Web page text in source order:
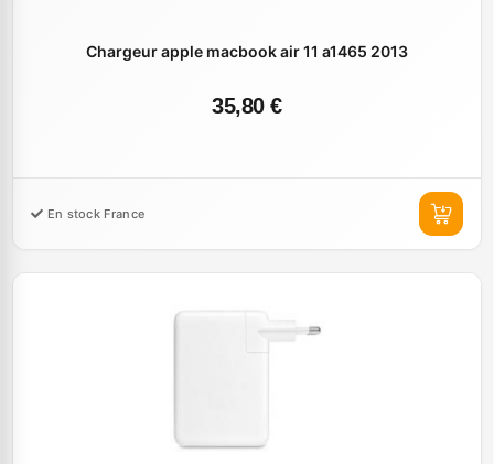
Chargeur apple macbook air 11 a1465 2013
35,80 €
En stock France